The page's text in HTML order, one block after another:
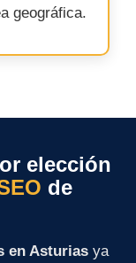
geográfica.
elección
de
en Asturias ya